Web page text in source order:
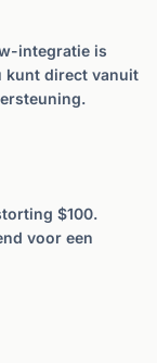
integratie is
kunt direct vanuit
$100.
voor een